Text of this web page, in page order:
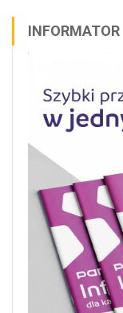
INFORMATOR